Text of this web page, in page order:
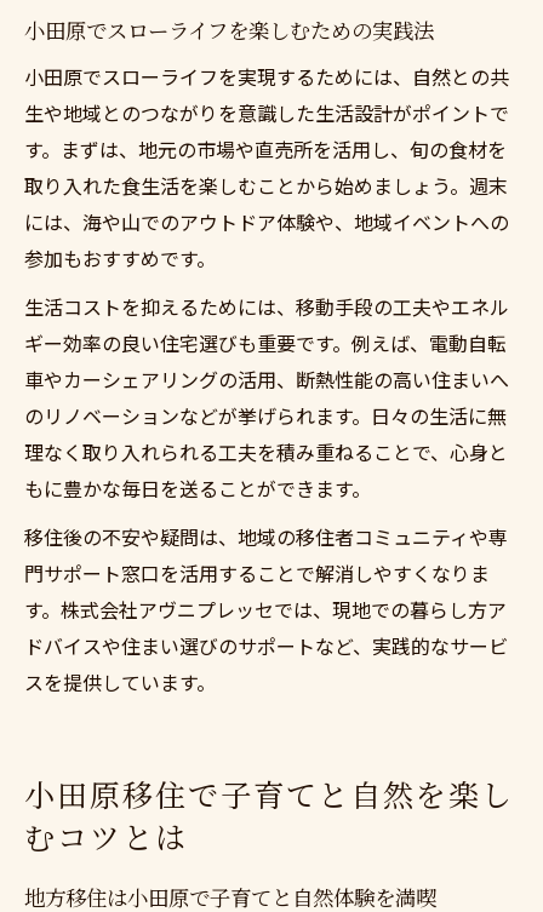
小田原でスローライフを楽しむための実践法
小田原でスローライフを実現するためには、自然との共
生や地域とのつながりを意識した生活設計がポイントで
す。まずは、地元の市場や直売所を活用し、旬の食材を
取り入れた食生活を楽しむことから始めましょう。週末
には、海や山でのアウトドア体験や、地域イベントへの
参加もおすすめです。
生活コストを抑えるためには、移動手段の工夫やエネル
ギー効率の良い住宅選びも重要です。例えば、電動自転
車やカーシェアリングの活用、断熱性能の高い住まいへ
のリノベーションなどが挙げられます。日々の生活に無
理なく取り入れられる工夫を積み重ねることで、心身と
もに豊かな毎日を送ることができます。
移住後の不安や疑問は、地域の移住者コミュニティや専
門サポート窓口を活用することで解消しやすくなりま
す。株式会社アヴニプレッセでは、現地での暮らし方ア
ドバイスや住まい選びのサポートなど、実践的なサービ
スを提供しています。
小田原移住で子育てと自然を楽し
むコツとは
地方移住は小田原で子育てと自然体験を満喫